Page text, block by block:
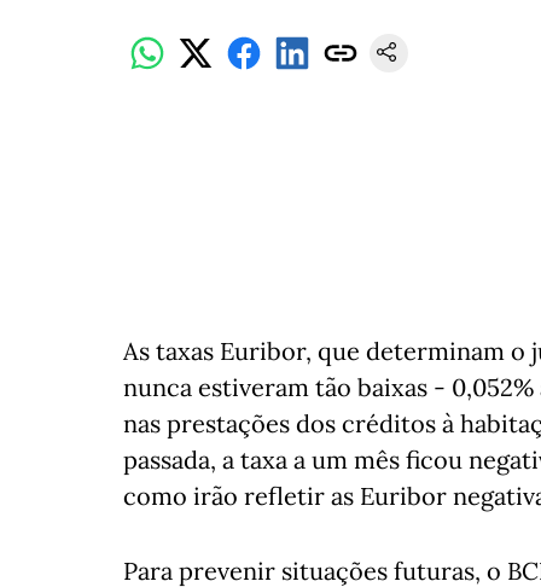
As taxas Euribor, que determinam
nunca estiveram tão baixas -
nas prestações dos créditos à
passada, a taxa a um mês ficou
como irão refletir as Euribor
Para prevenir situações futuras, o